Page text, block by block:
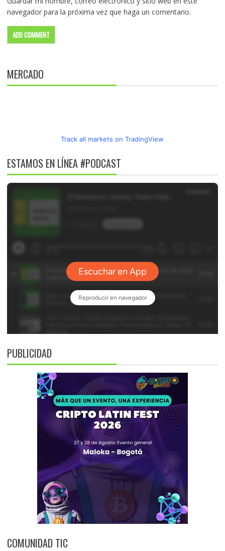
navegador para la próxima vez que haga un comentario.
MERCADO
Track all markets on TradingView
ESTAMOS EN LÍNEA #PODCAST
PUBLICIDAD
COMUNIDAD TIC